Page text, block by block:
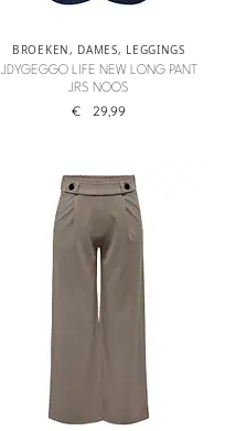
BROEKEN, DAMES, LEGGINGS
JDYGEGGO LIFE NEW LONG PANT
JRS NOOS
€ 29,99